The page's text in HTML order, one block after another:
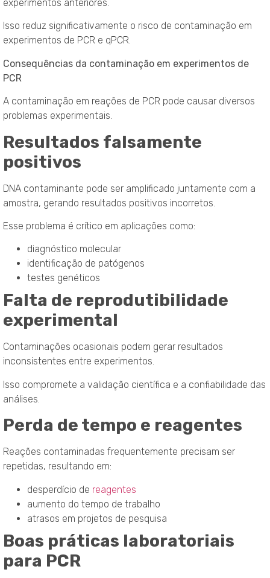
experimentos anteriores.
Isso reduz significativamente o risco de contaminação em
experimentos de PCR e qPCR.
Consequências da contaminação em experimentos de
PCR
A contaminação em reações de PCR pode causar diversos
problemas experimentais.
Resultados falsamente
positivos
DNA contaminante pode ser amplificado juntamente com a
amostra, gerando resultados positivos incorretos.
Esse problema é crítico em aplicações como:
diagnóstico molecular
identificação de patógenos
testes genéticos
Falta de reprodutibilidade
experimental
Contaminações ocasionais podem gerar resultados
inconsistentes entre experimentos.
Isso compromete a validação científica e a confiabilidade das
análises.
Perda de tempo e reagentes
Reações contaminadas frequentemente precisam ser
repetidas, resultando em:
desperdício de reagentes
aumento do tempo de trabalho
atrasos em projetos de pesquisa
Boas práticas laboratoriais
para PCR